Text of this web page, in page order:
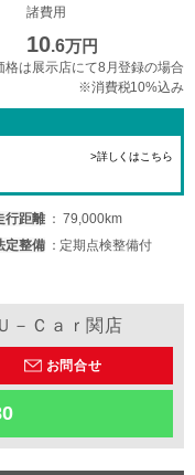
諸費用
10.6万円
は展示店にて8月登録の場合
※消費税10%込み
>詳しくはこちら
行距離
79,000km
定整備
定期点検整備付
－Ｃａｒ関店
お問合せ